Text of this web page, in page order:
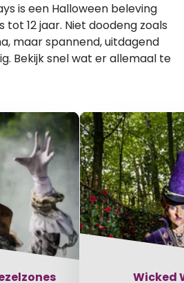
is een Halloween beleving
12 jaar. Niet doodeng zoals
maar spannend, uitdagend
Bekijk snel wat er allemaal te
Wicked